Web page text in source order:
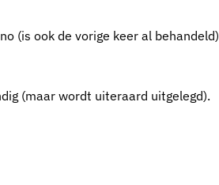
(is ook de vorige keer al behandeld)
(maar wordt uiteraard uitgelegd).